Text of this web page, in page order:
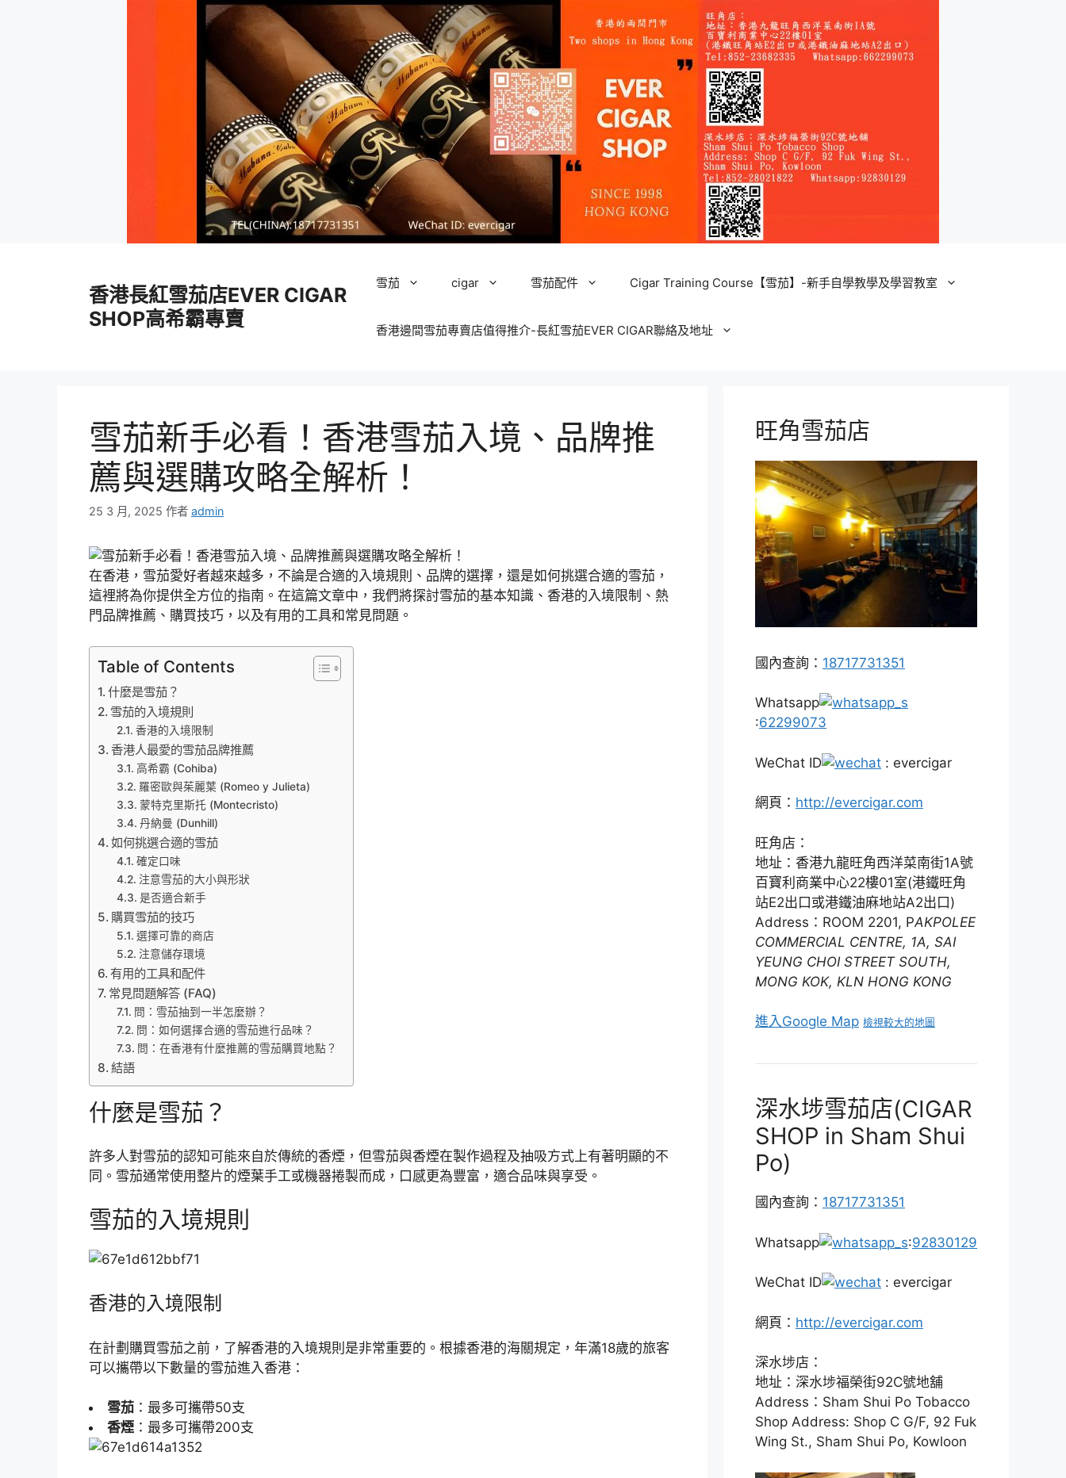
香港長紅雪茄店EVER CIGAR
SHOP高希霸專賣
雪茄 cigar 雪茄配件 Cigar Training Course【雪茄】-新手自學教學及學習教室
香港邊間雪茄專賣店值得推介-長紅雪茄EVER CIGAR聯絡及地址
雪茄新手必看！香港雪茄入境、品牌推
薦與選購攻略全解析！
25 3 月, 2025 作者 admin
在香港，雪茄愛好者越來越多，不論是合適的入境規則、品牌的選擇，還是如何挑選合適的雪茄，
這裡將為你提供全方位的指南。在這篇文章中，我們將探討雪茄的基本知識、香港的入境限制、熱
門品牌推薦、購買技巧，以及有用的工具和常見問題。
Table of Contents
什麼是雪茄？
雪茄的入境規則
香港的入境限制
香港人最愛的雪茄品牌推薦
高希霸 (Cohiba)
羅密歐與茱麗葉 (Romeo y Julieta)
蒙特克里斯托 (Montecristo)
丹納曼 (Dunhill)
如何挑選合適的雪茄
確定口味
注意雪茄的大小與形狀
是否適合新手
購買雪茄的技巧
選擇可靠的商店
注意儲存環境
有用的工具和配件
常見問題解答 (FAQ)
問：雪茄抽到一半怎麼辦？
問：如何選擇合適的雪茄進行品味？
問：在香港有什麼推薦的雪茄購買地點？
結語
什麼是雪茄？
許多人對雪茄的認知可能來自於傳統的香煙，但雪茄與香煙在製作過程及抽吸方式上有著明顯的不
同。雪茄通常使用整片的煙葉手工或機器捲製而成，口感更為豐富，適合品味與享受。
雪茄的入境規則
香港的入境限制
在計劃購買雪茄之前，了解香港的入境規則是非常重要的。根據香港的海關規定，年滿18歲的旅客
可以攜帶以下數量的雪茄進入香港：
雪茄 ：最多可攜帶50支
香煙 ：最多可攜帶200支
旺角雪茄店
國內查詢： 18717731351
Whatsapp
:62299073
WeChat ID : evercigar
網頁： http://evercigar.com
旺角店：
地址：香港九龍旺角西洋菜南街1A號
百寶利商業中心22樓01室(港鐵旺角
站E2出口或港鐵油麻地站A2出口)
Address：ROOM 2201, PAKPOLEE
COMMERCIAL CENTRE, 1A, SAI
YEUNG CHOI STREET SOUTH,
MONG KOK, KLN HONG KONG
進入Google Map 檢視較大的地圖
深水埗雪茄店(CIGAR
SHOP in Sham Shui
Po)
國內查詢： 18717731351
Whatsapp :92830129
WeChat ID : evercigar
網頁： http://evercigar.com
深水埗店：
地址：深水埗福榮街92C號地舖
Address：Sham Shui Po Tobacco
Shop Address: Shop C G/F, 92 Fuk
Wing St., Sham Shui Po, Kowloon